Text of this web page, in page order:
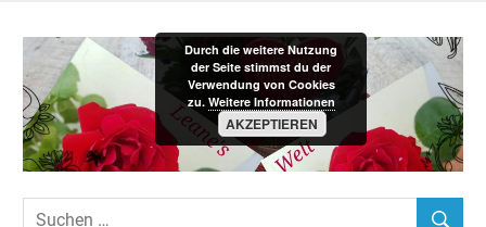
Inhalt
springen
Leane´s-
Durch die weitere Nutzung
der Seite stimmst du der
Verwendung von Cookies
zu. Weitere Informationen
AKZEPTIEREN